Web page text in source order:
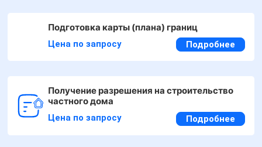
Подготовка карты (плана) границ
Цена по запросу Подробнее
Получение разрешения на строительство
частного дома
Цена по запросу Подробнее